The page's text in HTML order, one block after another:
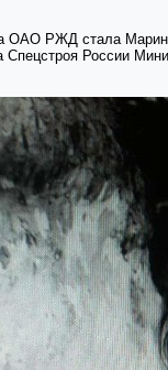
ОАО РЖД стала
Спецстроя России